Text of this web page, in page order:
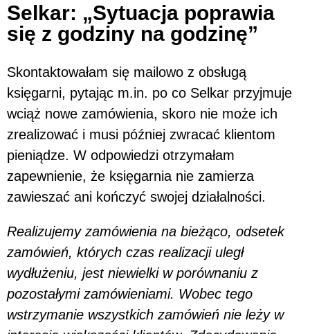
Selkar: „Sytuacja poprawia
się z godziny na godzinę”
Skontaktowałam się mailowo z obsługą
księgarni, pytając m.in. po co Selkar przyjmuje
wciąż nowe zamówienia, skoro nie może ich
zrealizować i musi później zwracać klientom
pieniądze. W odpowiedzi otrzymałam
zapewnienie, że księgarnia nie zamierza
zawieszać ani kończyć swojej działalności.
Realizujemy zamówienia na bieżąco, odsetek
zamówień, których czas realizacji uległ
wydłużeniu, jest niewielki w porównaniu z
pozostałymi zamówieniami. Wobec tego
wstrzymanie wszystkich zamówień nie leży w